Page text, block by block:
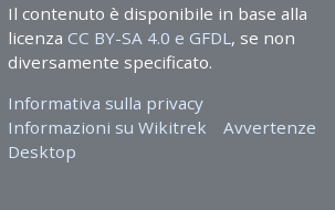
Il contenuto è disponibile in base alla
licenza CC BY-SA 4.0 e GFDL , se non
diversamente specificato.
Informativa sulla privacy
Informazioni su Wikitrek
Avvertenze
Desktop